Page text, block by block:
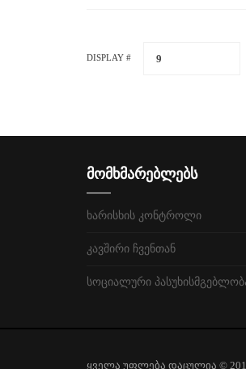
DISPLAY # 9
მომხმარებლებს
ხარისხის კონტროლი
კავშირი ჩვენთან
სოციალური
ყველა უფლება დაცულია ©